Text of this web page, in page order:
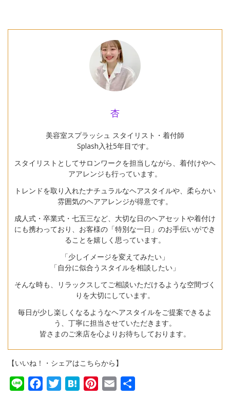
杏
美容室スプラッシュ スタイリスト・着付師
Splash入社5年目です。
スタイリストとしてサロンワークを担当しながら、着付けやヘ
アアレンジも行っています。
トレンドを取り入れたナチュラルなヘアスタイルや、柔らかい
雰囲気のヘアアレンジが得意です。
成人式・卒業式・七五三など、大切な日のヘアセットや着付け
にも携わっており、お客様の「特別な一日」のお手伝いができ
ることを嬉しく思っています。
「少しイメージを変えてみたい」
「自分に似合うスタイルを相談したい」
そんな時も、リラックスしてご相談いただけるような空間づく
りを大切にしています。
毎日が少し楽しくなるようなヘアスタイルをご提案できるよ
う、丁寧に担当させていただきます。
皆さまのご来店を心よりお待ちしております。
【いいね！・シェアはこちらから】
Line FacebookTwitterHatenaPinterest
Email